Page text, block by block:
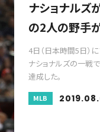
ナショナル
の2人の野手
4日（日本時間5日）
ナショナルズの一戦
達成した。
MLB